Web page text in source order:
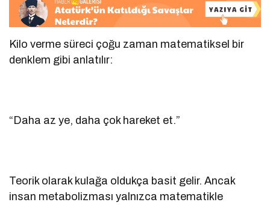
Kilo verme süreci çoğu zaman matematiksel bir
denklem gibi anlatılır:
“Daha az ye, daha çok hareket et.”
Teorik olarak kulağa oldukça basit gelir. Ancak
insan metabolizması yalnızca matematikle